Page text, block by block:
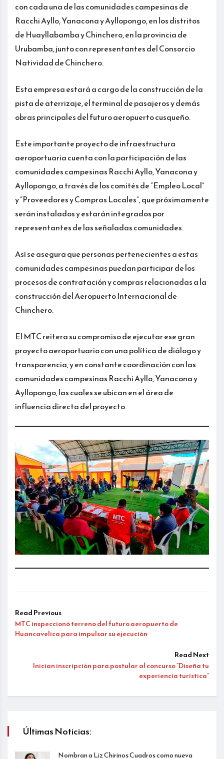
con cada una de las comunidades campesinas de
Racchi Ayllo, Yanacona y Ayllopongo, en los distritos
de Huayllabamba y Chinchero, en la provincia de
Urubamba, junto con representantes del Consorcio
Natividad de Chinchero.
Esta empresa estará a cargo de la construcción de la
pista de aterrizaje, el terminal de pasajeros y demás
obras principales del futuro aeropuerto cusqueño.
Este importante proyecto de infraestructura
aeroportuaria cuenta con la participación de las
comunidades campesinas Racchi Ayllo, Yanacona y
Ayllopongo, a través de los comités de “Empleo Local”
y “Proveedores y Compras Locales”, que próximamente
serán instalados y estarán integrados por
representantes de las señaladas comunidades.
Así se asegura que personas pertenecientes a estas
comunidades campesinas puedan participar de los
procesos de contratación y compras relacionadas a la
construcción del Aeropuerto Internacional de
Chinchero.
El MTC reitera su compromiso de ejecutar ese gran
proyecto aeroportuario con una política de diálogo y
transparencia, y en constante coordinación con las
comunidades campesinas Racchi Ayllo, Yanacona y
Ayllopongo, las cuales se ubican en el área de
influencia directa del proyecto.
Read Previous
MTC inspeccionó terreno del futuro aeropuerto de
Huancavelica para impulsar su ejecución
Read Next
Inician inscripción para postular al concurso “Diseña tu
experiencia turística”
Últimas Noticias:
Nombran a Liz Chirinos Cuadros como nueva